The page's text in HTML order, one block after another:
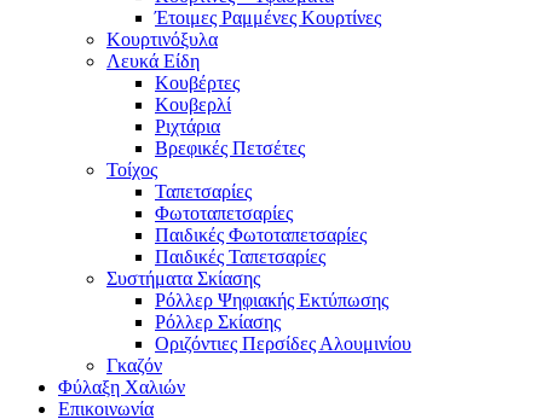
Έτοιμες Ραμμένες Κουρτίνες
Κουρτινόξυλα
Λευκά Είδη
Κουβέρτες
Κουβερλί
Ριχτάρια
Βρεφικές Πετσέτες
Τοίχος
Ταπετσαρίες
Φωτοταπετσαρίες
Παιδικές Φωτοταπετσαρίες
Παιδικές Ταπετσαρίες
Συστήματα Σκίασης
Ρόλλερ Ψηφιακής Εκτύπωσης
Ρόλλερ Σκίασης
Οριζόντιες Περσίδες Αλουμινίου
Γκαζόν
Φύλαξη Χαλιών
Επικοινωνία